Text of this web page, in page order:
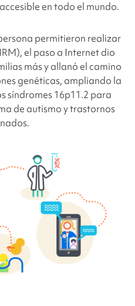
en todo el mundo.
permitieron realizar
el paso a Internet dio
más y allanó el camino
genéticas, ampliando la
síndromes 16p11.2 para
de autismo y trastornos